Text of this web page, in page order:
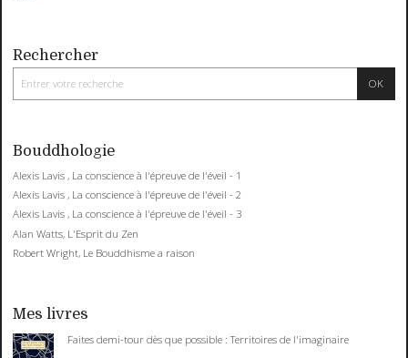
Rechercher
Bouddhologie
Alexis Lavis , La conscience à l'épreuve de l'éveil - 1
Alexis Lavis , La conscience à l'épreuve de l'éveil - 2
Alexis Lavis , La conscience à l'épreuve de l'éveil - 3
Alan Watts, L'Esprit du Zen
Robert Wright, Le Bouddhisme a raison
Mes livres
Faites demi-tour dès que possible : Territoires de l'imaginaire